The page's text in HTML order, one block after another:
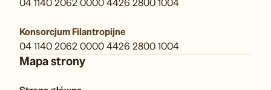
04 1140 2062 0000 4426 2800 1004
Konsorcjum Filantropijne
04 1140 2062 0000 4426 2800 1004
Mapa strony